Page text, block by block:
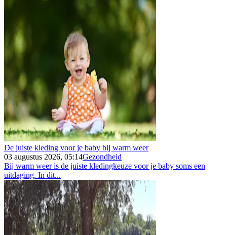
De juiste kleding voor je baby bij warm weer
03 augustus 2026, 05:14Gezondheid
Bij warm weer is de juiste kledingkeuze voor je baby soms een
uitdaging. In dit...